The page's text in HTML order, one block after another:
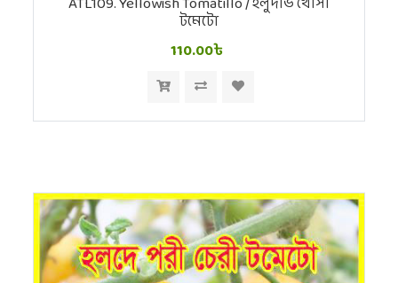
টমেটো
110.00৳